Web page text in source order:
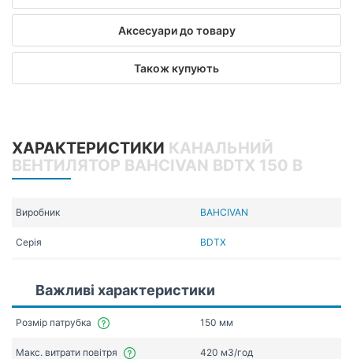
Аксесуари до товару
Також купують
ХАРАКТЕРИСТИКИ КАНАЛЬНИЙ
ВЕНТИЛЯТОР BAHCIVAN BDTX 150 B
Виробник BAHCIVAN
Серія BDTX
Важливі характеристики
Розмір патрубка 150 мм
Макс. витрати повітря 420 мЗ/год